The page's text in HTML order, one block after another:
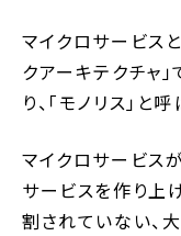
マイクロサービス
クアーキテクチャ
り、「モノリス」と
マイクロサービス
サービスを作り上
割されていない、